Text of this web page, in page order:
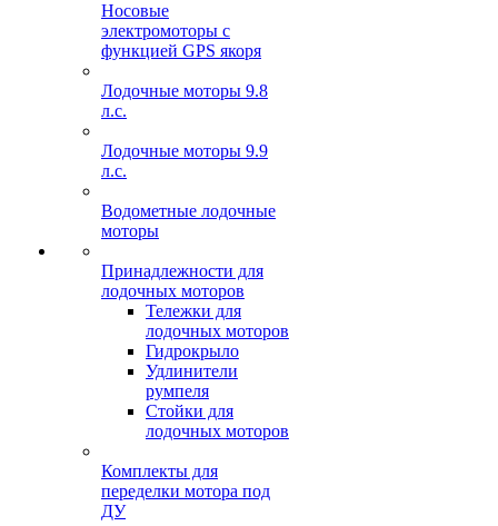
Носовые
электромоторы с
функцией GPS якоря
Лодочные моторы 9.8
л.с.
Лодочные моторы 9.9
л.с.
Водометные лодочные
моторы
Принадлежности для
лодочных моторов
Тележки для
лодочных моторов
Гидрокрыло
Удлинители
румпеля
Стойки для
лодочных моторов
Комплекты для
переделки мотора под
ДУ